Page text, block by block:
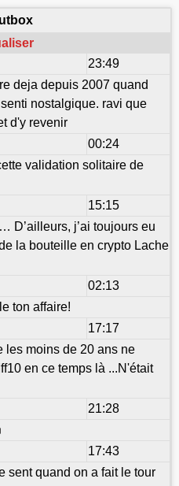
23:49
deja depuis 2007 quand
nostalgique. ravi que
d'y revenir
00:24
validation solitaire de
15:15
D’ailleurs, j’ai toujours eu
la bouteille en crypto Lache
02:13
ton affaire!
17:17
les moins de 20 ans ne
en ce temps là ...N'était
21:28
17:43
sent quand on a fait le tour